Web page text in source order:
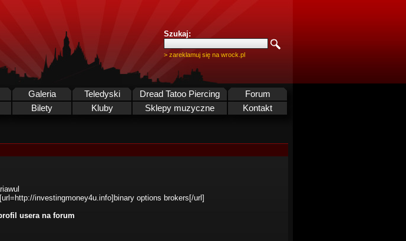
Szukaj:
> zareklamuj się na wrock.pl
Galeria Teledyski Dread Tatoo Piercing
Forum
Bilety Kluby Sklepy muzyczne Kontakt
[url=http://investingmoney4u.info]binary options brokers[/url]
usera na forum